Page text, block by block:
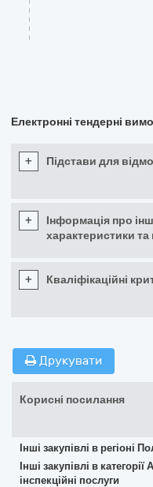
Електронні тендерні
+ Підстави для
+
Інформація про інші
характеристики
+ Кваліфікаційні
Друкувати
Корисні посилання
Інші закупівлі в регіоні
Інші закупівлі в
інспекційні послуги